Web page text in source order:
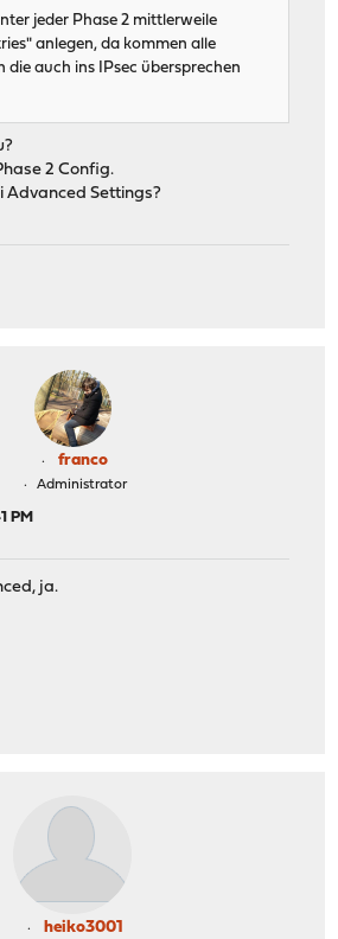
jeder Phase 2 mittlerweile
anlegen, da kommen alle
die auch ins IPsec übersprechen
2 Config.
Advanced Settings?
franco
Administrator
PM
ja.
heiko3001